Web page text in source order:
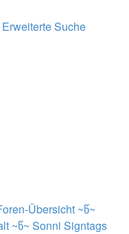
Erweiterte Suche
Übersicht ~წ~
~წ~ Sonni Signtags